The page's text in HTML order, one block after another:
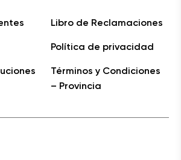
Libro de Reclamaciones
Política de privacidad
Términos y Condiciones
– Provincia